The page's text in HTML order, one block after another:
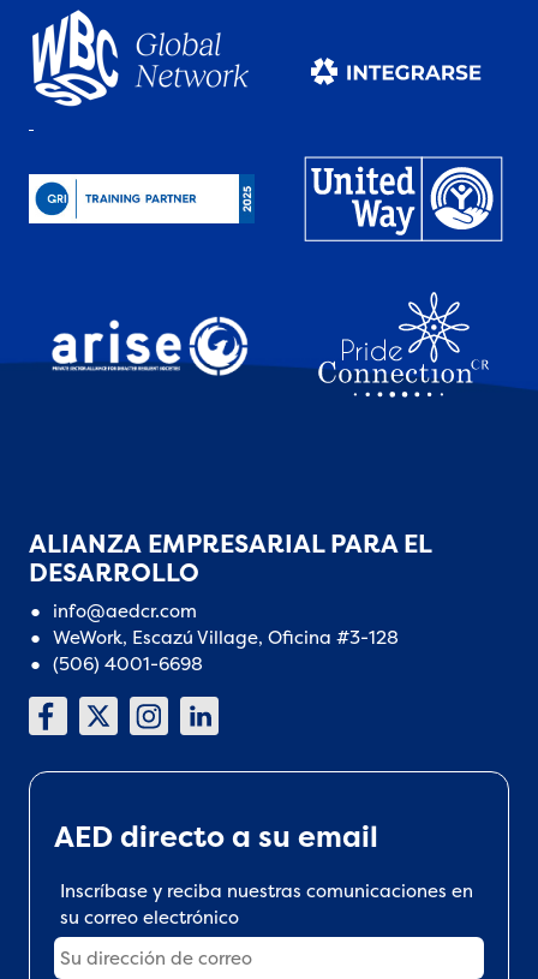
ALIANZA EMPRESARIAL PARA EL
DESARROLLO
info@aedcr.com
WeWork, Escazú Village, Oficina #3-128
(506) 4001-6698
AED directo a su email
Inscríbase y reciba nuestras comunicaciones en
su correo electrónico